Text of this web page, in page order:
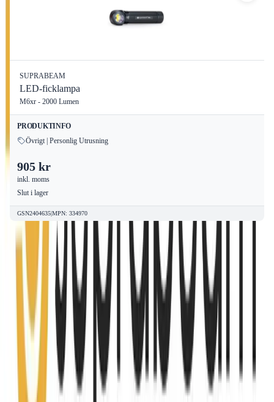
SUPRABEAM
LED-ficklampa
M6xr - 2000 Lumen
PRODUKTINFO
Övrigt | Personlig Utrusning
905 kr
inkl. moms
Slut i lager
GSN2404635|MPN: 334970
Sveriges största outlet för Suprabeam –
alltid Suprabeam REA
produkter till outletpriser – Besök vår butik i Sundbyberg,
Stockholm
Letar du efter Suprabeam till riktigt bra priser? VVSOutlet är
Sveriges största VVS-outlet med Suprabeam alltid på REA. Välj
bland 4 Suprabeam-produkter inom VVS och badrum – alla till
kraftigt reducerade outlet-priser. Besök vår fysiska butik i
Sundbyberg, Stockholm eller handla enkelt online med fri frakt.